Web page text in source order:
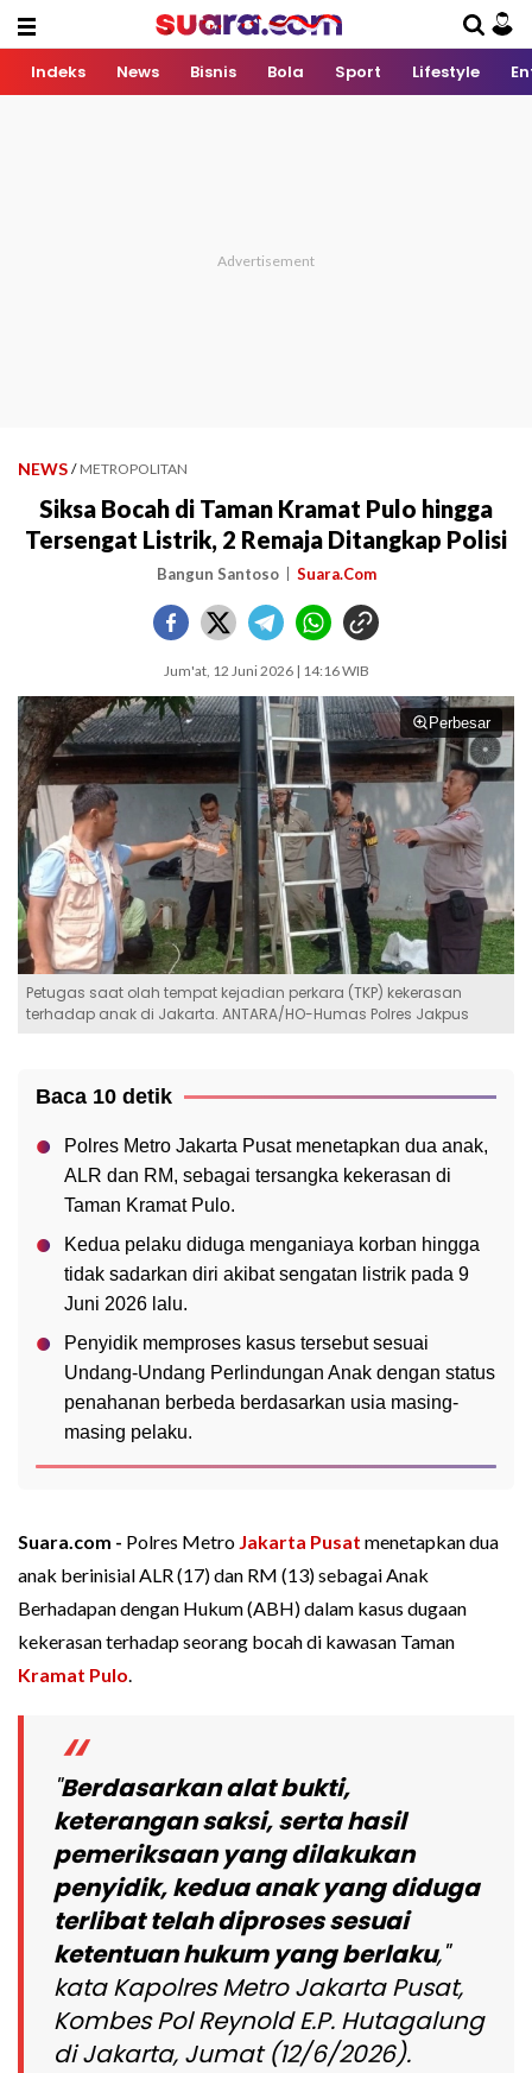
Indeks News Bisnis Bola Sport Lifestyle
NEWS / METROPOLITAN
Siksa Bocah di Taman Kramat Pulo hingga
Tersengat Listrik, 2 Remaja Ditangkap Polisi
Bangun Santoso Suara.Com
Jum'at, 12 Juni 2026 | 14:16 WIB
Perbesar
Petugas saat olah tempat kejadian perkara (TKP) kekerasan
terhadap anak di Jakarta. ANTARA/HO-Humas Polres Jakpus
Baca 10 detik
Polres Metro Jakarta Pusat menetapkan dua anak,
ALR dan RM, sebagai tersangka kekerasan di
Taman Kramat Pulo.
Kedua pelaku diduga menganiaya korban hingga
tidak sadarkan diri akibat sengatan listrik pada 9
Juni 2026 lalu.
Penyidik memproses kasus tersebut sesuai
Undang-Undang Perlindungan Anak dengan status
penahanan berbeda berdasarkan usia masing-
masing pelaku.
Suara.com - Polres Metro Jakarta Pusat menetapkan dua
anak berinisial ALR (17) dan RM (13) sebagai Anak
Berhadapan dengan Hukum (ABH) dalam kasus dugaan
kekerasan terhadap seorang bocah di kawasan Taman
Kramat Pulo.
"Berdasarkan alat bukti,
keterangan saksi, serta hasil
pemeriksaan yang dilakukan
penyidik, kedua anak yang diduga
terlibat telah diproses sesuai
ketentuan hukum yang berlaku,"
kata Kapolres Metro Jakarta Pusat,
Kombes Pol Reynold E.P. Hutagalung
di Jakarta, Jumat (12/6/2026).